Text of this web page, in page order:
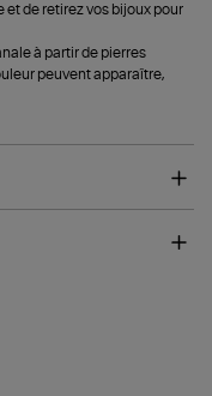
et de retirez vos bijoux pour
à partir de pierres
peuvent apparaître,